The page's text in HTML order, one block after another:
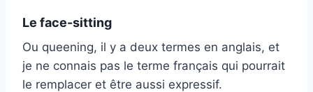
Le face-sitting
Ou queening, il y a deux termes en anglais, et
je ne connais pas le terme français qui pourrait
le remplacer et être aussi expressif.